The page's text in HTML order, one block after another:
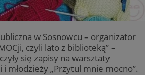
w Sosnowcu – organizator
czyli lato z biblioteką” –
się zapisy na warsztaty
młodzieży „Przytul mnie mocno”.